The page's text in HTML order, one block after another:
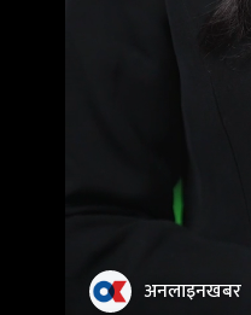
अनलाइनखबर